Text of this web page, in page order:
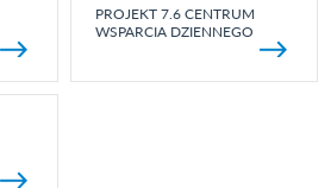
PROJEKT 7.6 CENTRUM
WSPARCIA DZIENNEGO